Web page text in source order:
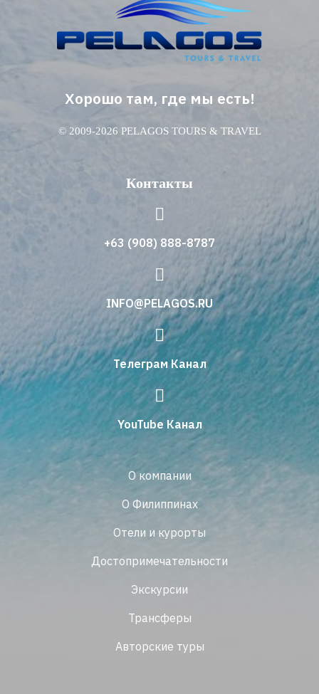
Хорошо там, где мы есть!
© 2009-2026 PELAGOS TOURS & TRAVEL
Контакты
+63 (908) 888-8787
INFO@PELAGOS.RU
Телеграм Канал
YouTube Канал
О компании
О Филиппинах
Отели и курорты
Достопримечательности
Экскурсии
Трансферы
Авторские туры